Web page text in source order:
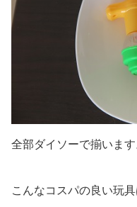
全部ダイソーで揃います
こんなコスパの良い玩具